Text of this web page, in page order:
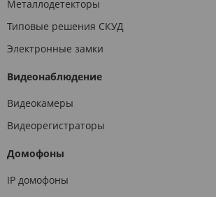
Металлодетекторы
Типовые решения СКУД
Электронные замки
Видеонаблюдение
Видеокамеры
Видеорегистраторы
Домофоны
IP домофоны